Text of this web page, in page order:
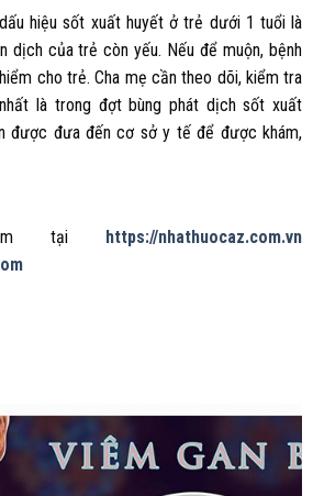
hiệu sốt xuất huyết ở trẻ dưới 1 tuổi là
dịch của trẻ còn yếu. Nếu để muộn, bệnh
cho trẻ. Cha mẹ cần theo dõi, kiểm tra
là trong đợt bùng phát dịch sốt xuất
được đưa đến cơ sở y tế để được khám,
tại https://nhathuocaz.com.vn